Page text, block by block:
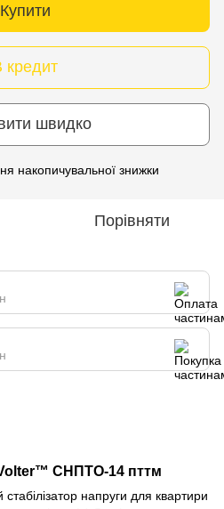
Купити
кредит
швидко
накопичувальної знижки
Порівняти
Volter™ СНПТО-14 пттм
напруги для квартири